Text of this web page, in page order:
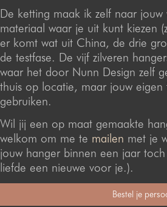
De ketting maak ik zelf naar
materiaal waar je uit kunt kiezen
er komt wat uit China, de drie
de testfase. De vijf zilveren
waar het door Nunn Design zelf
thuis op locatie, maar jouw
gebruiken.
Wil jij een op maat gemaakte
welkom om me te mailen met je
jouw hanger binnen een jaar
liefde een nieuwe voor je.).
Bestel je